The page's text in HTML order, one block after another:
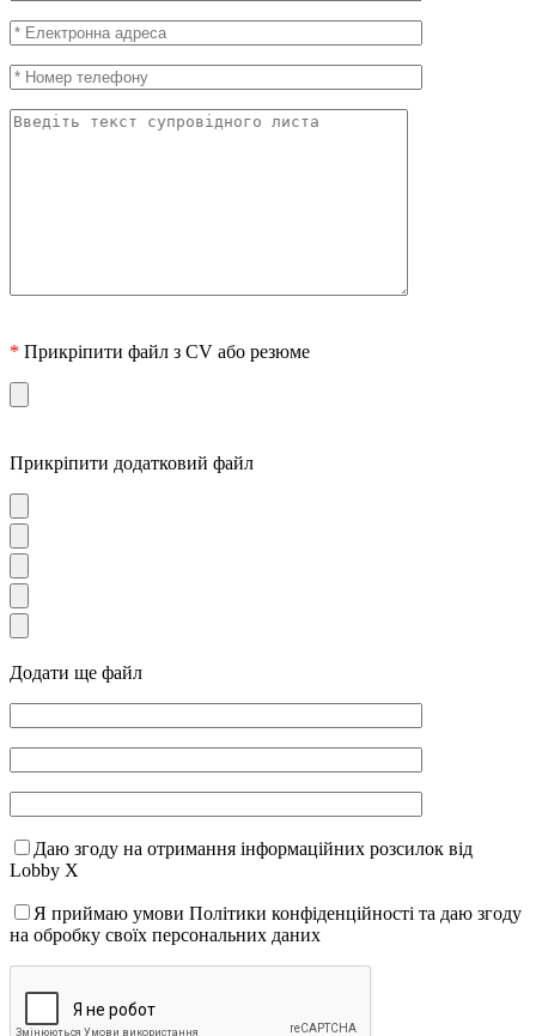
* Прикріпити файл з CV або резюме
Прикріпити додатковий файл
Додати ще файл
Даю згоду на отримання інформаційних розсилок від
Lobby X
Я приймаю умови Політики конфіденційності та даю згоду
на обробку своїх персональних даних